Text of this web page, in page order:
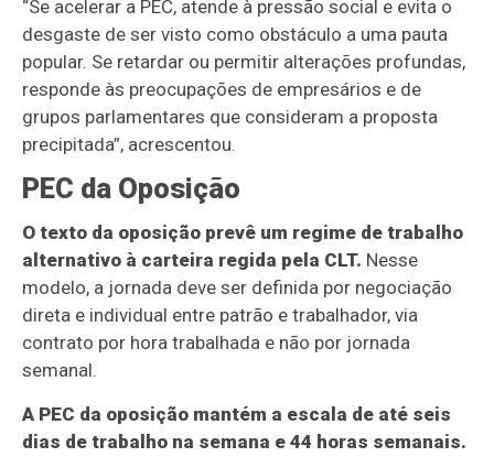
“Se acelerar a PEC, atende à pressão social e evita o
desgaste de ser visto como obstáculo a uma pauta
popular. Se retardar ou permitir alterações profundas,
responde às preocupações de empresários e de
grupos parlamentares que consideram a proposta
precipitada”, acrescentou.
PEC da Oposição
O texto da oposição prevê um regime de trabalho
alternativo à carteira regida pela CLT. Nesse
modelo, a jornada deve ser definida por negociação
direta e individual entre patrão e trabalhador, via
contrato por hora trabalhada e não por jornada
semanal.
A PEC da oposição mantém a escala de até seis
dias de trabalho na semana e 44 horas semanais.